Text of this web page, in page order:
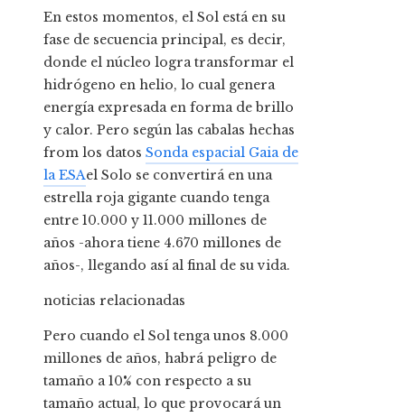
En estos momentos, el Sol está en su
fase de secuencia principal, es decir,
donde el núcleo logra transformar el
hidrógeno en helio, lo cual genera
energía expresada en forma de brillo
y calor. Pero según las cabalas hechas
from los datos Sonda espacial Gaia de
la ESAel Solo se convertirá en una
estrella roja gigante cuando tenga
entre 10.000 y 11.000 millones de
años -ahora tiene 4.670 millones de
años-, llegando así al final de su vida.
noticias relacionadas
Pero cuando el Sol tenga unos 8.000
millones de años, habrá peligro de
tamaño a 10% con respecto a su
tamaño actual, lo que provocará un